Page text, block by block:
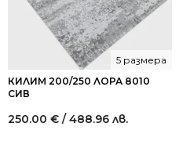
КИЛИМ 200/250 ЛОРА 8010
СИВ
5 размера
250.00 € / 488.96 лв.